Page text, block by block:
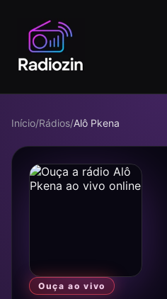
Início/Rádios/Alô Pkena
Ouça ao vivo